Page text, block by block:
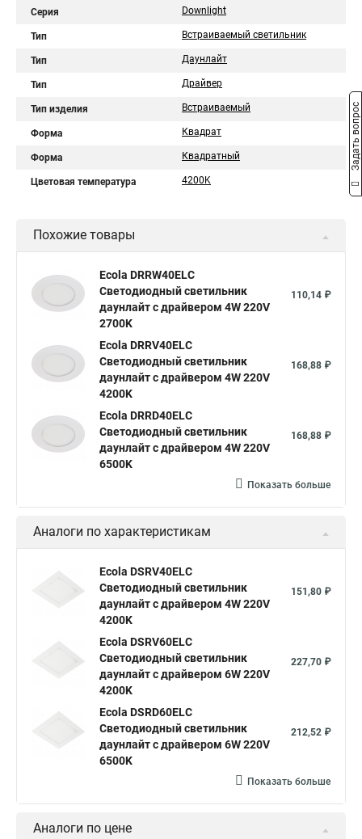
Серия Downlight
Тип Встраиваемый светильник
Тип Даунлайт
Тип Драйвер
Тип изделия Встраиваемый
Форма Квадрат
Форма Квадратный
Цветовая температура 4200K
Похожие товары
Ecola DRRW40ELC
Светодиодный светильник
даунлайт с драйвером 4W 220V
2700K
110,14 ₽
Ecola DRRV40ELC
Светодиодный светильник
даунлайт с драйвером 4W 220V
4200K
168,88 ₽
Ecola DRRD40ELC
Светодиодный светильник
даунлайт с драйвером 4W 220V
6500K
168,88 ₽
Показать больше
Аналоги по характеристикам
Ecola DSRV40ELC
Светодиодный светильник
даунлайт с драйвером 4W 220V
4200K
151,80 ₽
Ecola DSRV60ELC
Светодиодный светильник
даунлайт с драйвером 6W 220V
4200K
227,70 ₽
Ecola DSRD60ELC
Светодиодный светильник
даунлайт с драйвером 6W 220V
6500K
212,52 ₽
Показать больше
Аналоги по цене
Задать вопрос